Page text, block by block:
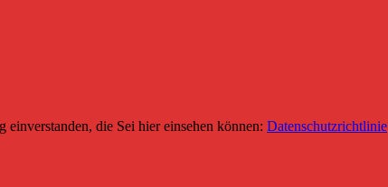
die Sei hier einsehen können: Datenschutzrichtlinie